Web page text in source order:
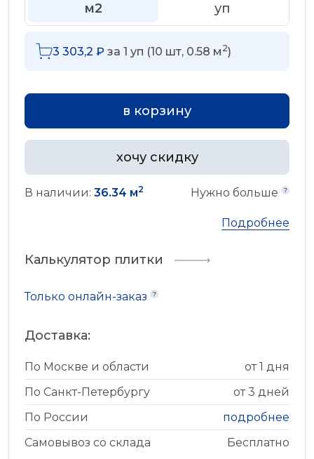
м2 уп
3 303,2 ₽ за 1 уп (10 шт, 0.58 м 2)
в корзину
хочу скидку
В наличии: 36.34 м2 Нужно больше
Подробнее
Калькулятор плитки
Только онлайн-заказ
Доставка:
По Москве и области
от 1 дня
По Санкт-Петербургу
от 3 дней
По России
подробнее
Самовывоз со склада
Бесплатно